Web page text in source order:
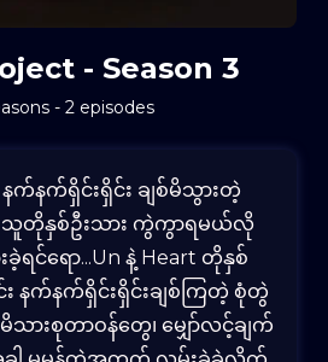
- Season 3
- 2 episodes
က်ရှိင်းရှိင်း ချစ်မိသွားတဲ့
က သူတိုနှစ်ဦးသား ကွဲကွာရမယ်လို
ရင်ရော...Un နဲ့ Heart တိုနှစ်
နက်နက်ရှိင်းရှိင်းချစ်ကြတဲ့ စုံတွဲ
သားစုတာဝန်တွေ၊ မျှော်လင့်ချက်